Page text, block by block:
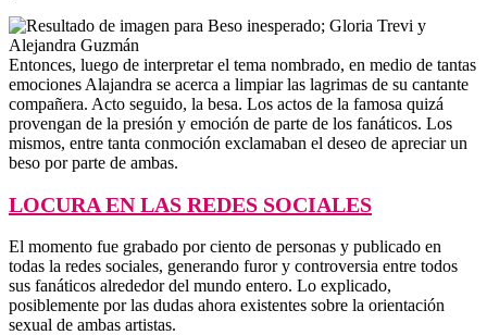
Entonces, luego de interpretar el tema nombrado, en medio de tantas
emociones Alajandra se acerca a limpiar las lagrimas de su cantante
compañera. Acto seguido, la besa. Los actos de la famosa quizá
provengan de la presión y emoción de parte de los fanáticos. Los
mismos, entre tanta conmoción exclamaban el deseo de apreciar un
beso por parte de ambas.
LOCURA EN LAS REDES SOCIALES
El momento fue grabado por ciento de personas y publicado en
todas la redes sociales, generando furor y controversia entre todos
sus fanáticos alrededor del mundo entero. Lo explicado,
posiblemente por las dudas ahora existentes sobre la orientación
sexual de ambas artistas.